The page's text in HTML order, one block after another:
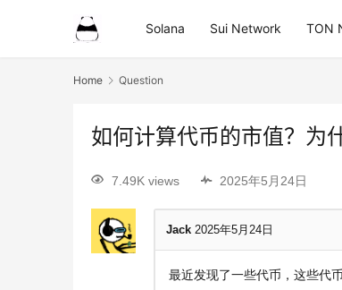
Solana Sui Network TON
Home Question
如何计算代币的市值？为
7.49K views 2025年5月24日
Jack 2025年5月24日
最近发现了一些代币，这些代